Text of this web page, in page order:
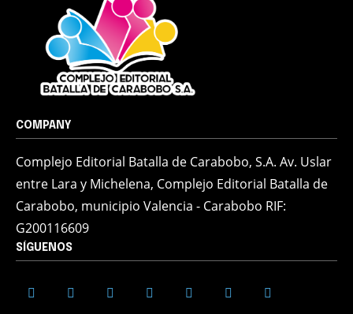
COMPANY
Complejo Editorial Batalla de Carabobo, S.A. Av. Uslar
entre Lara y Michelena, Complejo Editorial Batalla de
Carabobo, municipio Valencia - Carabobo RIF:
G200116609
SÍGUENOS